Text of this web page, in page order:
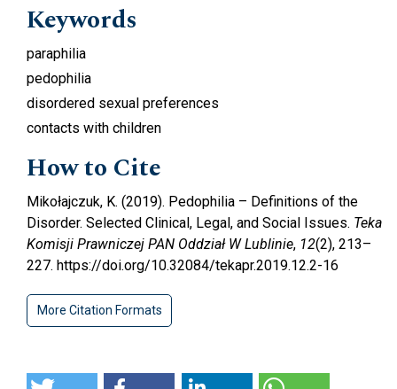
Keywords
paraphilia
pedophilia
disordered sexual preferences
contacts with children
How to Cite
Mikołajczuk, K. (2019). Pedophilia – Definitions of the
Disorder. Selected Clinical, Legal, and Social Issues. Teka
Komisji Prawniczej PAN Oddział W Lublinie, 12(2), 213–
227. https://doi.org/10.32084/tekapr.2019.12.2-16
More Citation Formats